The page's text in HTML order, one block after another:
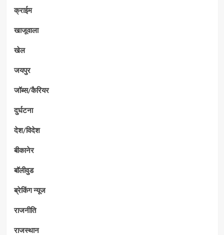
क्राईम
खाजूवाला
खेल
जयपुर
जॉब्स/कैरियर
दुर्घटना
देश/विदेश
बीकानेर
बॉलीवुड
ब्रेकिंग न्यूज
राजनीति
राजस्थान